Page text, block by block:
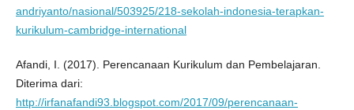
andriyanto/nasional/503925/218-sekolah-indonesia-terapkan-
kurikulum-cambridge-international
Afandi, I. (2017). Perencanaan Kurikulum dan Pembelajaran.
Diterima dari:
http://irfanafandi93.blogspot.com/2017/09/perencanaan-